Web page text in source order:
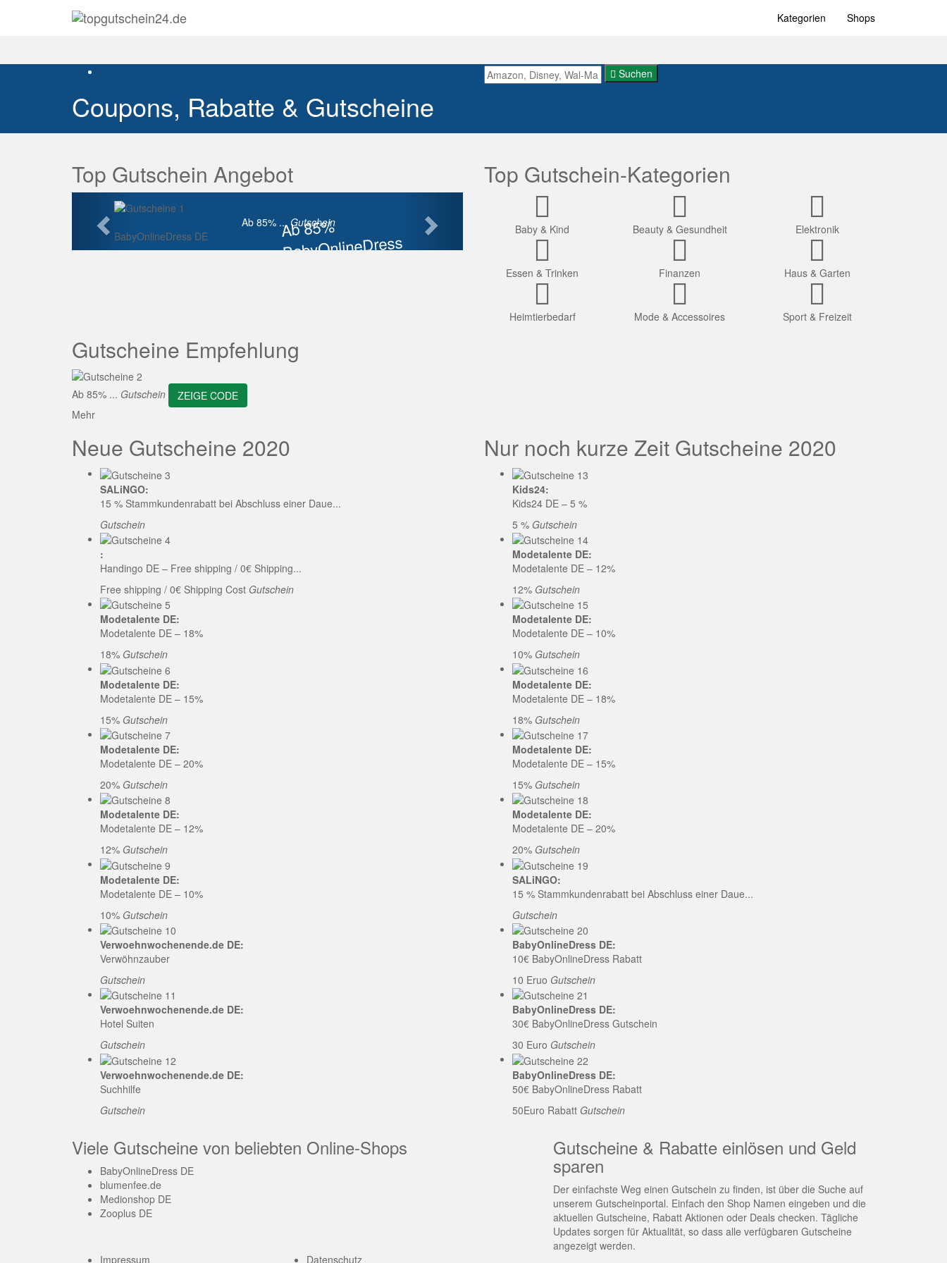
Kategorien Shops
Coupons, Rabatte & Gutscheine
Suchen
Top Gutschein Angebot
Ab 85%
BabyOnlineDress
Ab 85% ... Gutschein
BabyOnlineDress DE
Vorherige
Top Gutschein-Kategorien
Baby & Kind Beauty & Gesundheit Elektronik
Essen & Trinken Finanzen Haus & Garten
Heimtierbedarf Mode & Accessoires Sport & Freizeit
Gutscheine Empfehlung
Ab 85% ... Gutschein
ZEIGE CODE
Mehr
Neue Gutscheine 2020
SALiNGO:
15 % Stammkundenrabatt bei Abschluss einer Daue...
Gutschein
:
Handingo DE – Free shipping / 0€ Shipping...
Free shipping / 0€ Shipping Cost Gutschein
Modetalente DE:
Modetalente DE – 18%
18% Gutschein
Modetalente DE:
Modetalente DE – 15%
15% Gutschein
Modetalente DE:
Modetalente DE – 20%
20% Gutschein
Modetalente DE:
Modetalente DE – 12%
12% Gutschein
Modetalente DE:
Modetalente DE – 10%
10% Gutschein
Verwoehnwochenende.de DE:
Verwöhnzauber
Gutschein
Verwoehnwochenende.de DE:
Hotel Suiten
Gutschein
Verwoehnwochenende.de DE:
Suchhilfe
Gutschein
Nur noch kurze Zeit Gutscheine 2020
Kids24:
Kids24 DE – 5 %
5 % Gutschein
Modetalente DE:
Modetalente DE – 12%
12% Gutschein
Modetalente DE:
Modetalente DE – 10%
10% Gutschein
Modetalente DE:
Modetalente DE – 18%
18% Gutschein
Modetalente DE:
Modetalente DE – 15%
15% Gutschein
Modetalente DE:
Modetalente DE – 20%
20% Gutschein
SALiNGO:
15 % Stammkundenrabatt bei Abschluss einer Daue...
Gutschein
BabyOnlineDress DE:
10€ BabyOnlineDress Rabatt
10 Eruo Gutschein
BabyOnlineDress DE:
30€ BabyOnlineDress Gutschein
30 Euro Gutschein
BabyOnlineDress DE:
50€ BabyOnlineDress Rabatt
50Euro Rabatt Gutschein
Viele Gutscheine von beliebten Online-Shops
BabyOnlineDress DE
blumenfee.de
Medionshop DE
Zooplus DE
Gutscheine & Rabatte einlösen und Geld
sparen
Der einfachste Weg einen Gutschein zu finden, ist über die Suche auf
unserem Gutscheinportal. Einfach den Shop Namen eingeben und die
aktuellen Gutscheine, Rabatt Aktionen oder Deals checken. Tägliche
Updates sorgen für Aktualität, so dass alle verfügbaren Gutscheine
angezeigt werden.
Impressum
Datenschutz